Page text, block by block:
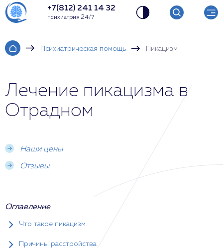
+7(812) 241 14 32
психиатрия 24/7
Психиатрическая помощь Пикацизм
Лечение пикацизма в
Отрадном
Наши цены
Отзывы
Оглавление
Что такое пикацизм
Причины расстройства